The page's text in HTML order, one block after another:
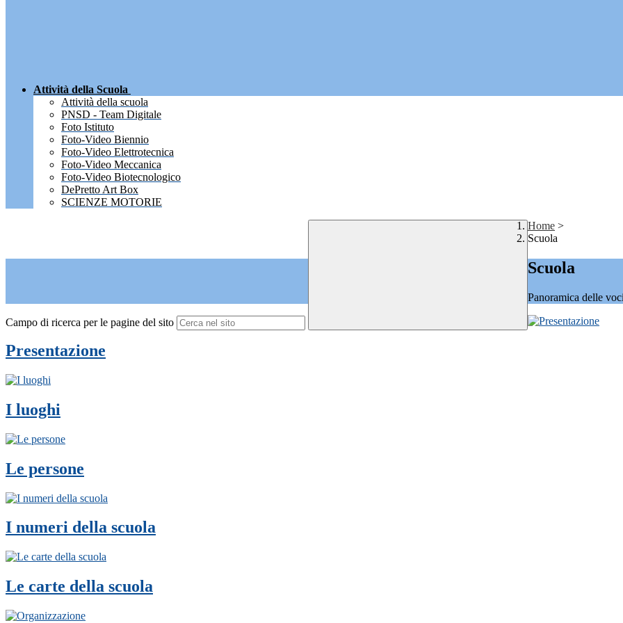
Attività della Scuola
Attività della scuola
PNSD - Team Digitale
Foto Istituto
Foto-Video Biennio
Foto-Video Elettrotecnica
Foto-Video Meccanica
Foto-Video Biotecnologico
DePretto Art Box
SCIENZE MOTORIE
Campo di ricerca per le pagine del sito
Home >
Scuola
Scuola
Panoramica delle
Presentazione
I luoghi
Le persone
I numeri della scuola
Le carte della scuola